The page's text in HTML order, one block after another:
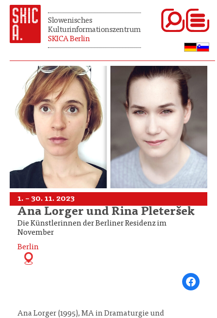
Slowenisches
Kulturinformationszentrum
SKICA Berlin
1. – 30. 11. 2023
Ana Lorger und Rina Pleteršek
Die Künstlerinnen der Berliner Residenz im
November
Berlin
Share on
Ana Lorger (1995), MA in Dramaturgie und